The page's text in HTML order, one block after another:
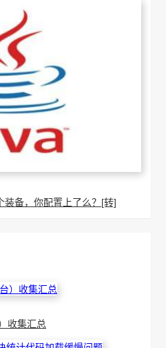
装备，你配置上了么？[转]
收集汇总